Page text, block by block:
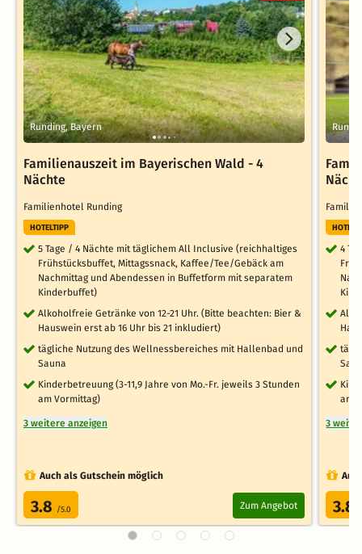
Runding, Bayern
Familienauszeit im Bayerischen Wald - 4
Nächte
Familienhotel Runding
HOTELTIPP
5 Tage / 4 Nächte mit täglichem All Inclusive (reichhaltiges
Frühstücksbuffet, Mittagssnack, Kaffee/Tee/Gebäck am
Nachmittag und Abendessen in Buffetform mit separatem
Kinderbuffet)
Alkoholfreie Getränke von 12-21 Uhr. (Bitte beachten: Bier &
Hauswein erst ab 16 Uhr bis 21 inkludiert)
tägliche Nutzung des Wellnessbereiches mit Hallenbad und
Sauna
Kinderbetreuung (3-11,9 Jahre von Mo.-Fr. jeweils 3 Stunden
am Vormittag)
3 weitere anzeigen
Auch als Gutschein möglich
3.8 /5.0 Zum Angebot
4
am
3
3.8